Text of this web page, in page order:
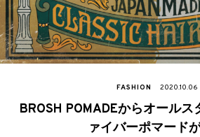
FASHION 2020.10.06
BROSH POMADEからオール
ァイバーポマード